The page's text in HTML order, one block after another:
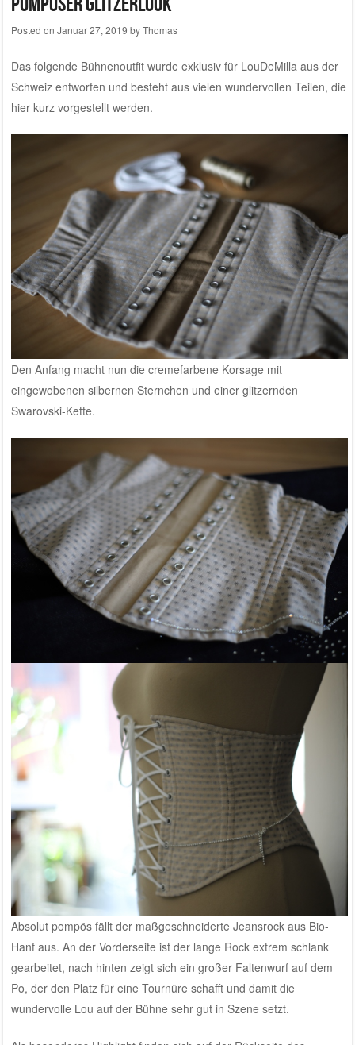
Posted on Januar 27, 2019 byThomas
Das folgende Bühnenoutfit wurde exklusiv für LouDeMilla aus der
Schweizentworfen und besteht aus vielen wundervollen Teilen, die
hier kurz vorgestellt werden.
Den Anfang macht nun die cremefarbene Korsage mit
eingewobenen silbernen Sternchen und einer glitzernden
Swarovski-Kette.
Absolut pompös fällt der maßgeschneiderte Jeansrock aus Bio-
Hanf aus. An der Vorderseite ist der lange Rock extrem schlank
gearbeitet, nach hinten zeigt sich ein großer Faltenwurf auf dem
Po, der den Platz für eine Tournüre schafft und damit die
wundervolle Lou auf der Bühne sehr gut in Szene setzt.